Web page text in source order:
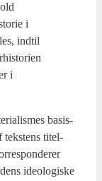
i
ind­til
i
basis-
tek­stens titel­
ide­o­lo­gi­ske